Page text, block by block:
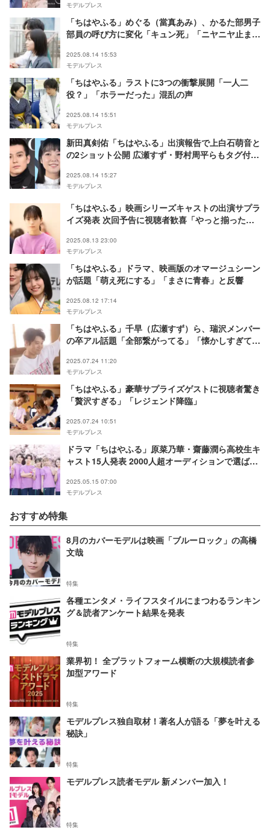
モデルプレス
「ちはやふる」めぐる（當真あみ）、かるた部男子
部員の呼び方に変化「キュン死」「ニヤニヤ止まら
2025.08.14 15:53
モデルプレス
「ちはやふる」ラストに3つの衝撃展開「一人二
役？」「ホラーだった」混乱の声
2025.08.14 15:51
モデルプレス
新田真剣佑「ちはやふる」出演報告で上白石萌音と
の2ショット公開 広瀬すず・野村周平らもタグ付け
2025.08.14 15:27
モデルプレス
「ちはやふる」映画シリーズキャストの出演サプラ
イズ発表 次回予告に視聴者歓喜「やっと揃った」
2025.08.13 23:00
モデルプレス
「ちはやふる」ドラマ、映画版のオマージュシーン
が話題「萌え死にする」「まさに青春」と反響
2025.08.12 17:14
モデルプレス
「ちはやふる」千早（広瀬すず）ら、瑞沢メンバー
の卒アル話題「全部繋がってる」「懐かしすぎて泣
2025.07.24 11:20
モデルプレス
「ちはやふる」豪華サプライズゲストに視聴者驚き
「贅沢すぎる」「レジェンド降臨」
2025.07.24 10:51
モデルプレス
ドラマ「ちはやふる」原菜乃華・齋藤潤ら高校生キ
ャスト15人発表 2000人超オーディションで選ばれ
2025.05.15 07:00
モデルプレス
おすすめ特集
8月のカバーモデルは映画「ブルーロック」の高橋
文哉
特集
各種エンタメ・ライフスタイルにまつわるランキン
グ＆読者アンケート結果を発表
特集
業界初！ 全プラットフォーム横断の大規模読者参
加型アワード
特集
モデルプレス独自取材！著名人が語る「夢を叶える
秘訣」
特集
モデルプレス読者モデル 新メンバー加入！
特集